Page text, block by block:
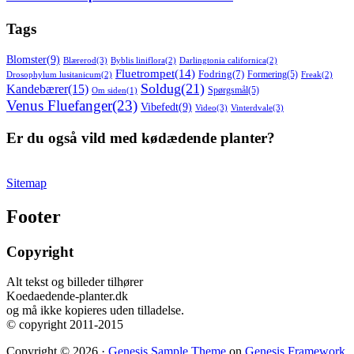
Tags
Blomster(9) Blærerod(3) Byblis liniflora(2) Darlingtonia californica(2)
Drosophylum lusitanicum(2) Fluetrompet(14) Fodring(7) Formering(5) Freak(2)
Kandebærer(15) Om siden(1) Soldug(21) Spørgsmål(5)
Venus Fluefanger(23) Vibefedt(9) Video(3) Vinterdvale(3)
Er du også vild med kødædende planter?
Sitemap
Footer
Copyright
Alt tekst og billeder tilhører
Koedaedende-planter.dk
og må ikke kopieres uden tilladelse.
© copyright 2011-2015